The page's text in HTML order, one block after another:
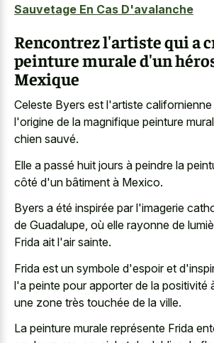
Sauvetage En Cas D'avalanche
Rencontrez l'artiste qui a
peinture murale d'un
Mexique
Celeste Byers est l'artiste
l'origine de la magnifique peinture
chien sauvé.
Elle a passé huit jours à peindre la
côté d'un bâtiment à Mexico.
Byers a été inspirée par l'imagerie
de Guadalupe, où elle rayonne de
Frida ait l'air sainte.
Frida est un symbole d'espoir et
l'a peinte pour apporter de la positivité
une zone très touchée de la ville.
La peinture murale représente Frida